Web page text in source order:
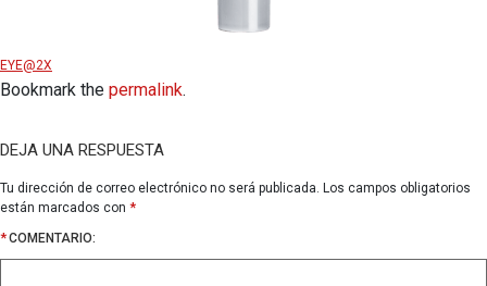
EYE@2X
Bookmark the permalink.
DEJA UNA RESPUESTA
Tu dirección de correo electrónico no será publicada. Los campos obligatorios
están marcados con *
*COMENTARIO: